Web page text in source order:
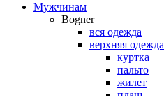
Мужчинам
Bogner
вся одежда
верхняя одежда
куртка
пальто
жилет